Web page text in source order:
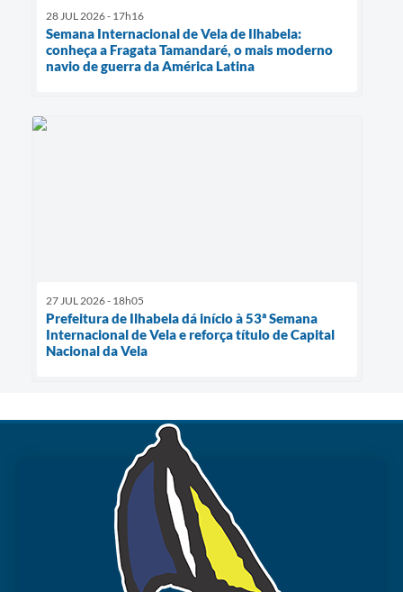
28 JUL 2026 - 17h16
Semana Internacional de Vela de Ilhabela:
conheça a Fragata Tamandaré, o mais moderno
navio de guerra da América Latina
27 JUL 2026 - 18h05
Prefeitura de Ilhabela dá início à 53ª Semana
Internacional de Vela e reforça título de Capital
Nacional da Vela